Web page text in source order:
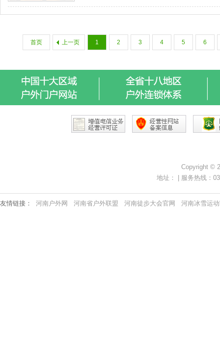
首页 上一页 1 2 3 4 5 6
Copyright ©
地址： | 服务热线：
友情链接： 河南户外网 河南省户外联盟 河南徒步大会官网 河南冰雪运